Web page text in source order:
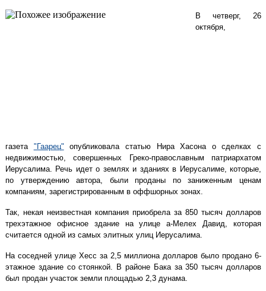
В четверг, 26
октября,
газета "Гаарец" опубликовала статью Нира Хасона о сделках с
недвижимостью, совершенных Греко-православным патриархатом
Иерусалима. Речь идет о землях и зданиях в Иерусалиме, которые,
по утверждению автора, были проданы по заниженным ценам
компаниям, зарегистрированным в оффшорных зонах.
Так, некая неизвестная компания приобрела за 850 тысяч долларов
трехэтажное офисное здание на улице а-Мелех Давид, которая
считается одной из самых элитных улиц Иерусалима.
На соседней улице Хесс за 2,5 миллиона долларов было продано 6-
этажное здание со стоянкой. В районе Бака за 350 тысяч долларов
был продан участок земли площадью 2,3 дунама.